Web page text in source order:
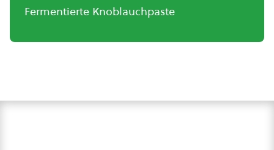
Fermentierte Knoblauchpaste